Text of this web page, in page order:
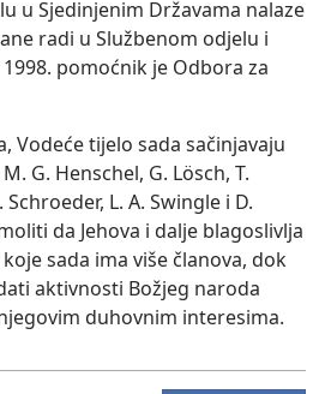
u Sjedinjenim Državama nalaze
radi u Službenom odjelu i
pomoćnik je Odbora za
Vodeće tijelo sada sačinjavaju
M. G. Henschel, G. Lösch, T.
Schroeder, L. A. Swingle i D.
da Jehova i dalje blagoslivlja
sada ima više članova, dok
aktivnosti Božjeg naroda
duhovnim interesima.